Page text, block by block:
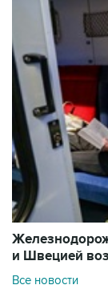
и Швецией
Все новости